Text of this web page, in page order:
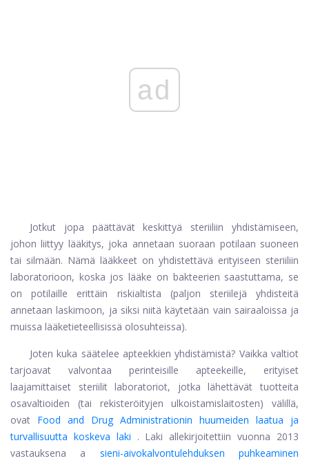
ad
Jotkut jopa päättävät keskittyä steriiliin yhdistämiseen,
johon liittyy lääkitys, joka annetaan suoraan potilaan suoneen
tai silmään. Nämä lääkkeet on yhdistettävä erityiseen steriiliin
laboratorioon, koska jos lääke on bakteerien saastuttama, se
on potilaille erittäin riskialtista (paljon steriilejä yhdisteitä
annetaan laskimoon, ja siksi niitä käytetään vain sairaaloissa ja
muissa lääketieteellisissä olosuhteissa).
Joten kuka säätelee apteekkien yhdistämistä? Vaikka valtiot
tarjoavat valvontaa perinteisille apteekeille, erityiset
laajamittaiset steriilit laboratoriot, jotka lähettävät tuotteita
osavaltioiden (tai rekisteröityjen ulkoistamislaitosten) välillä,
ovat Food and Drug Administrationin huumeiden laatua ja
turvallisuutta koskeva laki . Laki allekirjoitettiin vuonna 2013
vastauksena a
sieni-aivokalvontulehduksen puhkeaminen